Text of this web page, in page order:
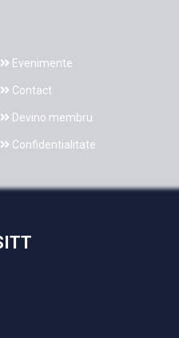
Evenimente
Contact
Devino membru
Confidentialitate